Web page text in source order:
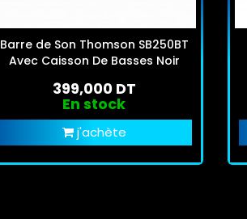
Barre de Son Thomson SB250BT
Avec Caisson De Basses Noir
399,000 DT
En stock
j'achète